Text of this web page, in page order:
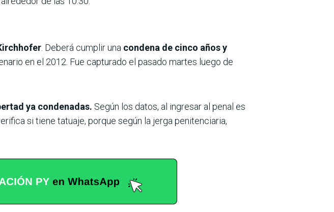
. Deberá cumplir una condena de cinco años y
en el 2012. Fue capturado el pasado martes luego de
ya condenadas. Según los datos, al ingresar al penal es
si tiene tatuaje, porque según la jerga penitenciaria,